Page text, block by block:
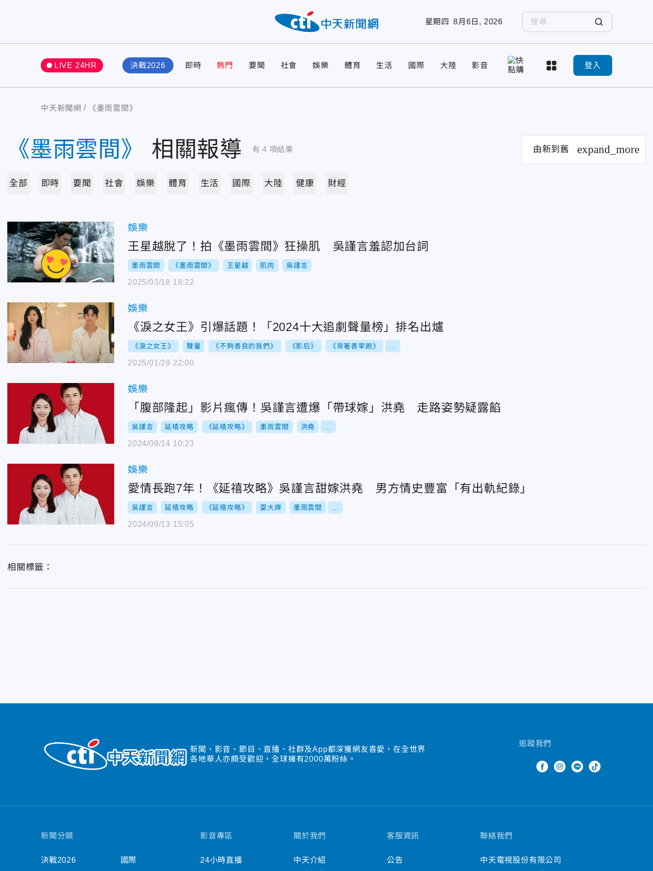
星期四 8月6日, 2026
LIVE 24HR 決戰2026 即時 熱門 要聞 社會 娛樂 體育 生活 國際 大陸 影音 登入
中天新聞網 《墨雨雲間》
《墨雨雲間》 相關報導 有 4 項結果 由新到舊 expand_more
全部 即時 要聞 社會 娛樂 體育 生活 國際 大陸 健康 財經
娛樂
王星越脫了！拍《墨雨雲間》狂操肌 吳謹言羞認加台詞
墨雨雲間 《墨雨雲間》 王星越 肌肉 吳謹言
2025/03/18 18:22
娛樂
《淚之女王》引爆話題！「2024十大追劇聲量榜」排名出爐
《淚之女王》 聲量 《不夠善良的我們》 《影后》 《背著善宰跑》
2025/01/29 22:00
娛樂
「腹部隆起」影片瘋傳！吳謹言遭爆「帶球嫁」洪堯 走路姿勢疑露餡
吳謹言 延禧攻略 《延禧攻略》 墨雨雲間 洪堯
2024/09/14 10:23
娛樂
愛情長跑7年！《延禧攻略》吳謹言甜嫁洪堯 男方情史豐富「有出軌紀錄」
吳謹言 延禧攻略 《延禧攻略》 耍大牌 墨雨雲間
2024/09/13 15:05
相關標籤：
新聞、影音、節目、直播、社群及App都深獲網友喜愛，在全世界
各地華人亦頗受歡迎，全球擁有2000萬粉絲。
追蹤我們
新聞分類
決戰2026
國際
影音專區
24小時直播
關於我們
中天介紹
客服資訊
公告
聯絡我們
中天電視股份有限公司